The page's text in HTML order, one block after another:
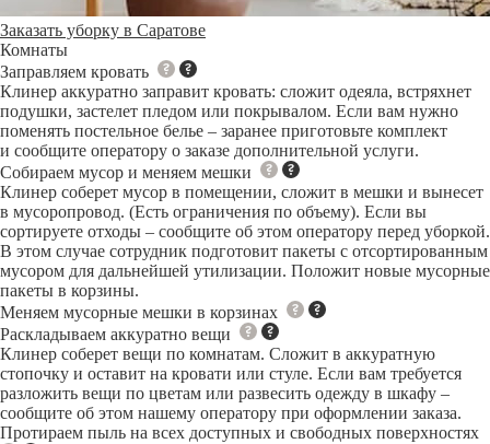
Заказать уборку в Саратове
Комнаты
Заправляем кровать
Клинер аккуратно заправит кровать: сложит одеяла, встряхнет
подушки, застелет пледом или покрывалом. Если вам нужно
поменять постельное белье – заранее приготовьте комплект
и сообщите оператору о заказе дополнительной услуги.
Собираем мусор и меняем мешки
Клинер соберет мусор в помещении, сложит в мешки и вынесет
в мусоропровод. (Есть ограничения по объему). Если вы
сортируете отходы – сообщите об этом оператору перед уборкой.
В этом случае сотрудник подготовит пакеты с отсортированным
мусором для дальнейшей утилизации. Положит новые мусорные
пакеты в корзины.
Меняем мусорные мешки в корзинах
Раскладываем аккуратно вещи
Клинер соберет вещи по комнатам. Сложит в аккуратную
стопочку и оставит на кровати или стуле. Если вам требуется
разложить вещи по цветам или развесить одежду в шкафу –
сообщите об этом нашему оператору при оформлении заказа.
Протираем пыль на всех доступных и свободных поверхностях